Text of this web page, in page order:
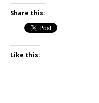
Share this:
Like this: